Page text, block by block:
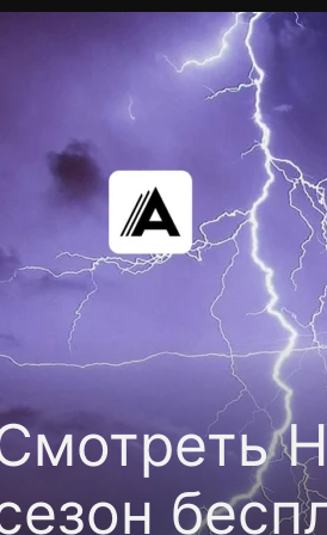
Пользовательское соглашение
Установить на ТВ